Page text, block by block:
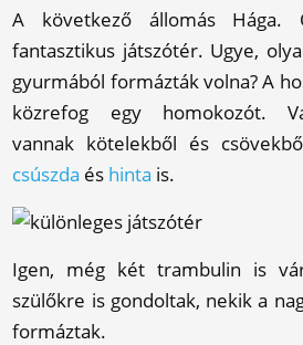
A következő állomás
fantasztikus játszótér. Ugye,
gyurmából formázták volna? A
közrefog egy homokozót.
vannak kötelekből és
csúszda és hinta is.
Igen, még két trambulin is
szülőkre is gondoltak, nekik a
formáztak.